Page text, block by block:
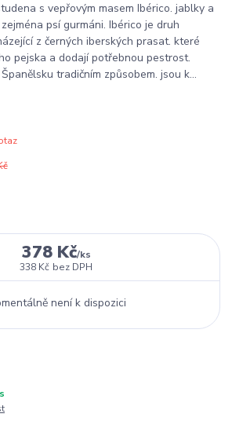
s vepřovým masem Ibérico. jablky a
psí gurmáni. Ibérico je druh
z černých iberských prasat. které
pejska a dodají potřebnou pestrost.
tradičním způsobem. jsou k...
378 Kč/ks
338 Kč bez DPH
není k dispozici